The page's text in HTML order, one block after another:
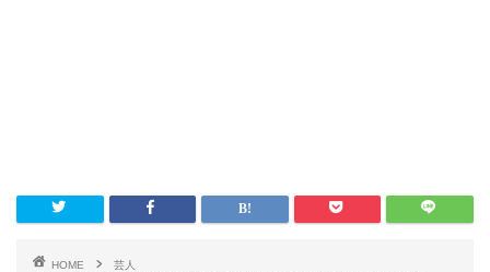
HOME
芸人